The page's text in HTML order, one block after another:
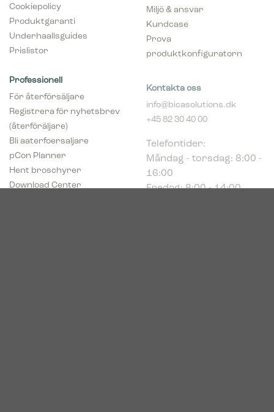
Cookiepolicy
Produktgaranti
Underhaallsguides
Prislistor
Miljö & ansvar
Kundcase
Prova
produktkonfiguratorn
Professionell
För återförsäljare
Registrera för nyhetsbrev
(återföräljare)
Bli aaterfoersaljare
pCon Planner
Hent broschyrer
Download Center
+45 82 30 40 00
Måndag - torsdag: 8:00 -
16:00
Fredag: 8:00 - 14:00